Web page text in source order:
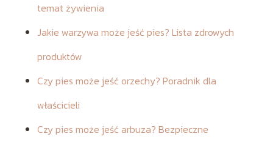
temat żywienia
Jakie warzywa może jeść pies? Lista zdrowych
produktów
Czy pies może jeść orzechy? Poradnik dla
właścicieli
Czy pies może jeść arbuza? Bezpieczne